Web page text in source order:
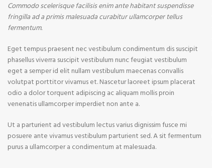
Commodo scelerisque facilisis enim ante habitant suspendisse
fringilla ad a primis malesuada curabitur ullamcorper tellus
fermentum.
Eget tempus praesent nec vestibulum condimentum dis suscipit
phasellus viverra suscipit vestibulum nunc feugiat vestibulum
eget a semper id elit nullam vestibulum maecenas convallis
volutpat porttitor vivamus et. Nascetur laoreet ipsum placerat
odio a dolor torquent adipiscing ac aliquam mollis proin
venenatis ullamcorper imperdiet non ante a.
Ut a parturient ad vestibulum lectus varius dignissim fusce mi
posuere ante vivamus vestibulum parturient sed. A sit fermentum
purus a ullamcorper a condimentum at malesuada.